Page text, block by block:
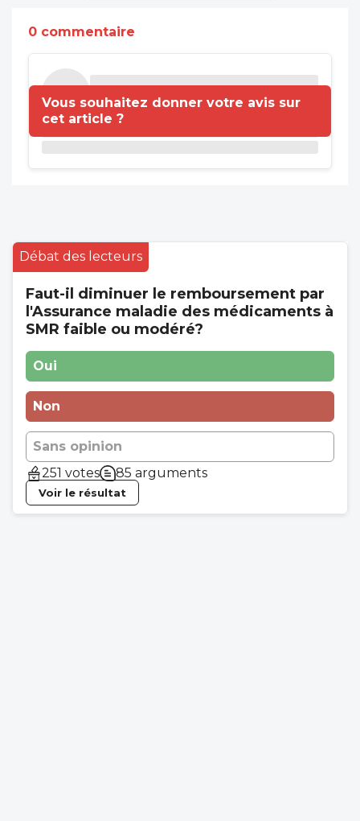
0 commentaire
Vous souhaitez donner votre avis sur
cet article ?
Débat des lecteurs
Faut-il diminuer le remboursement par
l'Assurance maladie des médicaments à
SMR faible ou modéré?
Oui
Non
Sans opinion
251 votes
85 arguments
Voir le résultat